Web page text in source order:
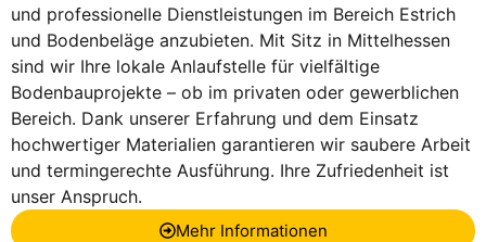
und professionelle Dienstleistungen im Bereich Estrich
und Bodenbeläge anzubieten. Mit Sitz in Mittelhessen
sind wir Ihre lokale Anlaufstelle für vielfältige
Bodenbauprojekte – ob im privaten oder gewerblichen
Bereich. Dank unserer Erfahrung und dem Einsatz
hochwertiger Materialien garantieren wir saubere Arbeit
und termingerechte Ausführung. Ihre Zufriedenheit ist
unser Anspruch.
Mehr Informationen